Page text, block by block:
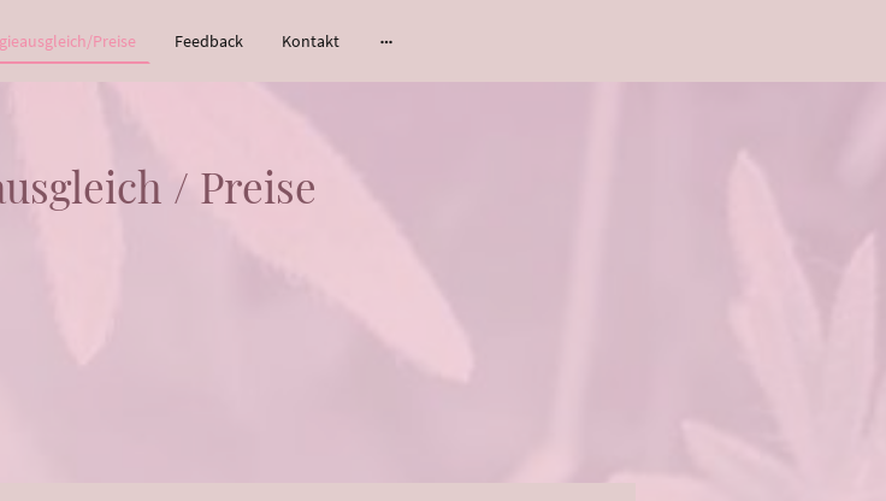
Preise Feedback Kontakt
/ Preise